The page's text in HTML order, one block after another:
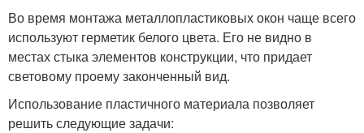
Во время монтажа металлопластиковых окон чаще всего
используют герметик белого цвета. Его не видно в
местах стыка элементов конструкции, что придает
световому проему законченный вид.
Использование пластичного материала позволяет
решить следующие задачи: